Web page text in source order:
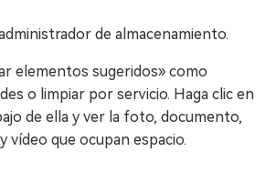
de almacenamiento.
elementos sugeridos» como
o limpiar por servicio. Haga clic en
de ella y ver la foto, documento,
vídeo que ocupan espacio.